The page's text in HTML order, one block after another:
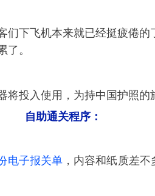
们下飞机本来就已经挺疲倦的
了。
投入使用，为持中国护照的
自助通关程序：
电子报关单 ，内容和纸质差